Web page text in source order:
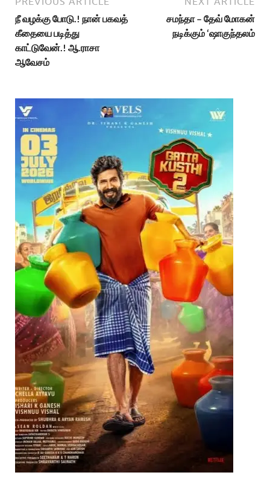
நீ வழக்கு போடு.! நான் பகவத்
கீதையை படித்து
காட்டுவேன்.! ஆ.ராசா
ஆவேசம்
சமந்தா – தேவ் மோகன்
நடிக்கும் ‘ஷாகுந்தலம்